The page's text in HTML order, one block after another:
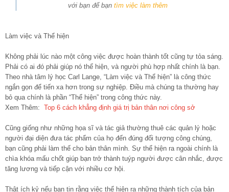
với bạn để bạn tìm việc làm thêm
Làm việc và Thể hiện
Không phải lúc nào một công việc được hoàn thành tốt cũng tự tỏa sáng.
Phải có ai đó phải giúp nó thể hiện, và người phù hợp nhất chính là bạn.
Theo nhà tâm lý học Carl Lange, “Làm việc và Thể hiện” là công thức
ngắn gọn để tiến xa hơn trong sự nghiệp. Điều mà chúng ta thường hay
bỏ qua chính là phần “Thể hiện” trong công thức này.
Xem Thêm: Top 6 cách khẳng định giá trị bản thân nơi công sở
Cũng giống như những họa sĩ và tác giả thường thuê các quản lý hoặc
người đại diện đưa tác phẩm của họ đến đúng đối tượng công chúng,
bạn cũng phải làm thế cho bản thân mình. Sự thể hiện ra ngoài chính là
chìa khóa mấu chốt giúp bạn trở thành tuýp người được cân nhắc, được
tăng lương và tiếp cận với nhiều cơ hội.
Thật ích kỷ nếu bạn tin rằng việc thể hiện ra những thành tích của bản